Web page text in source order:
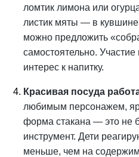
ломтик лимона или
листик мяты — в
можно предложить
самостоятельно.
интерес к напитку.
Красивая посуда
любимым персонажем,
форма стакана — это не
инструмент. Дети
меньше, чем на